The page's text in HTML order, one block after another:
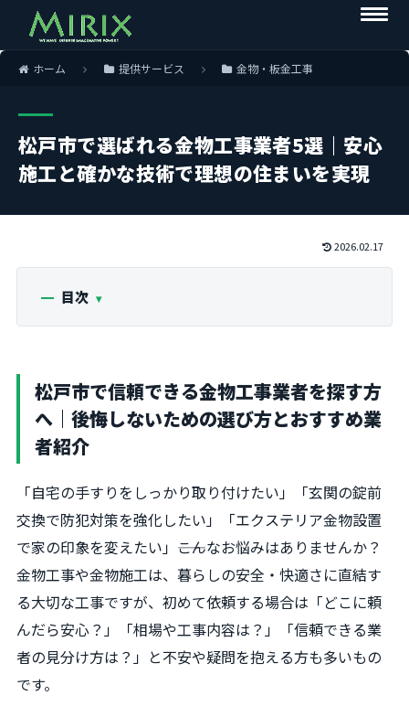
ホーム 提供サービス 金物・板金工事
松戸市で選ばれる金物工事業者5選｜安心
施工と確かな技術で理想の住まいを実現
2026.02.17
目次
松戸市で信頼できる金物工事業者を探す方
へ｜後悔しないための選び方とおすすめ業
者紹介
「自宅の手すりをしっかり取り付けたい」「玄関の錠前
交換で防犯対策を強化したい」「エクステリア金物設置
で家の印象を変えたい」――こんなお悩みはありませんか？
金物工事や金物施工は、暮らしの安全・快適さに直結す
る大切な工事ですが、初めて依頼する場合は「どこに頼
んだら安心？」「相場や工事内容は？」「信頼できる業
者の見分け方は？」と不安や疑問を抱える方も多いもの
です。